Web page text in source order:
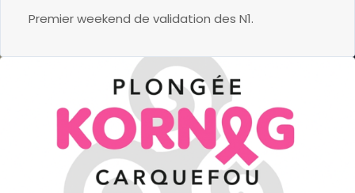
Premier weekend de validation des N1.